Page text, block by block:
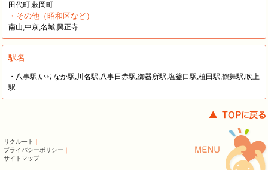
田代町,萩岡町
・その他（昭和区など）
南山,中京,名城,興正寺
駅名
・八事駅,いりなか駅,川名駅,八事日赤駅,御器所駅,塩釜口駅,植田駅,鶴舞駅,吹上
駅
リクルート
プライバシーポリシー
サイトマップ